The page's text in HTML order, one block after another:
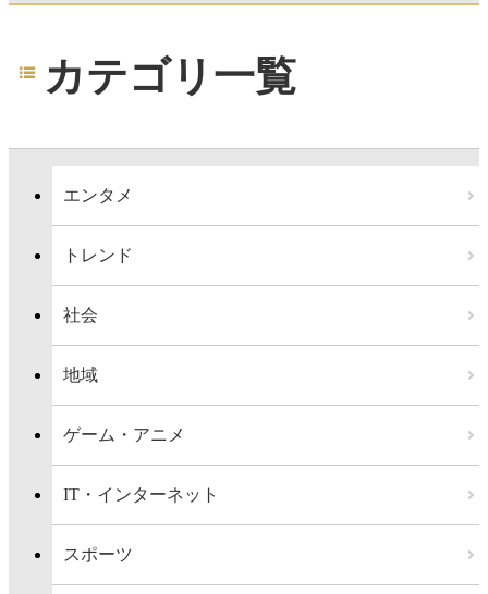
カテゴリ一覧
エンタメ
トレンド
社会
地域
ゲーム・アニメ
IT・インターネット
スポーツ